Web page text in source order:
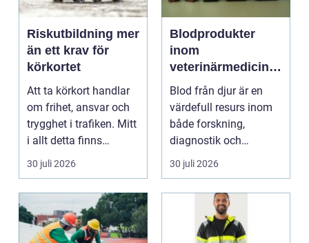
Riskutbildning mer
än ett krav för
körkortet
Att ta körkort handlar
om frihet, ansvar och
trygghet i trafiken. Mitt
i allt detta finns
riskutbild...
30 juli 2026
Blodprodukter
inom
veterinärmedicin
funktion, kvalitet
och användning
Blod från djur är en
värdefull resurs inom
både forskning,
diagnostik och
veterinärmedicin. När
blod...
30 juli 2026